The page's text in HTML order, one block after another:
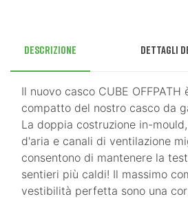
Descrizione Dettagli
Il nuovo casco CUBE
compatto del nostro casco da
La doppia costruzione in-
d'aria e canali di ventilazione
consentono di mantenere la
sentieri più caldi! Il massimo
vestibilità perfetta sono una